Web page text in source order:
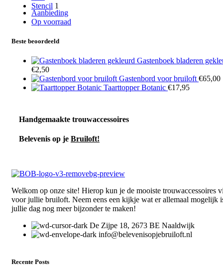
Stencil 1
Aanbieding
Op voorraad
Beste beoordeeld
Gastenboek bladeren
€2,50
Gastenbord voor bruiloft €65,00
Taarttopper Botanic €17,95
Handgemaakte trouwaccessoires
Belevenis op je Bruiloft!
Welkom op onze site! Hierop kun je de mooiste trouwaccessoires
voor jullie bruiloft. Neem eens een kijkje wat er allemaal mogelijk
jullie dag nog meer bijzonder te maken!
De Zijpe 18, 2673 BE Naaldwijk
info@belevenisopjebruiloft.nl
Recente Posts